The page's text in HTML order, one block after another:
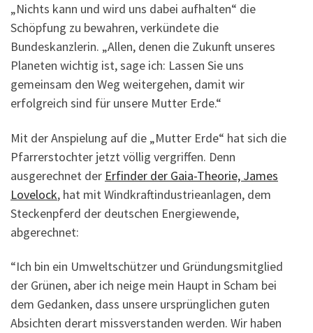
„Nichts kann und wird uns dabei aufhalten“ die
Schöpfung zu bewahren, verkündete die
Bundeskanzlerin. „Allen, denen die Zukunft unseres
Planeten wichtig ist, sage ich: Lassen Sie uns
gemeinsam den Weg weitergehen, damit wir
erfolgreich sind für unsere Mutter Erde.“
Mit der Anspielung auf die „Mutter Erde“ hat sich die
Pfarrerstochter jetzt völlig vergriffen. Denn
ausgerechnet der Erfinder der Gaia-Theorie, James
Lovelock, hat mit Windkraftindustrieanlagen, dem
Steckenpferd der deutschen Energiewende,
abgerechnet:
“Ich bin ein Umweltschützer und Gründungsmitglied
der Grünen, aber ich neige mein Haupt in Scham bei
dem Gedanken, dass unsere ursprünglichen guten
Absichten derart missverstanden werden. Wir haben